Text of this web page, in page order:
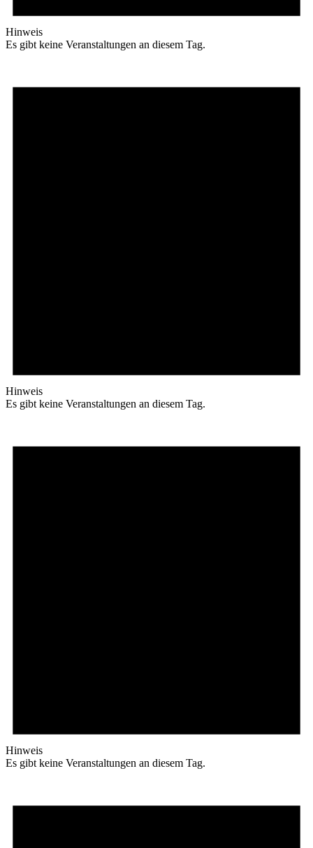
Hinweis
Es gibt keine Veranstaltungen an diesem Tag.
Hinweis
Es gibt keine Veranstaltungen an diesem Tag.
Hinweis
Es gibt keine Veranstaltungen an diesem Tag.